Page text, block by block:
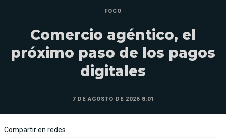
FOCO
Comercio agéntico, el
próximo paso de los pagos
digitales
7 DE AGOSTO DE 2026 8:01
Compartir en redes